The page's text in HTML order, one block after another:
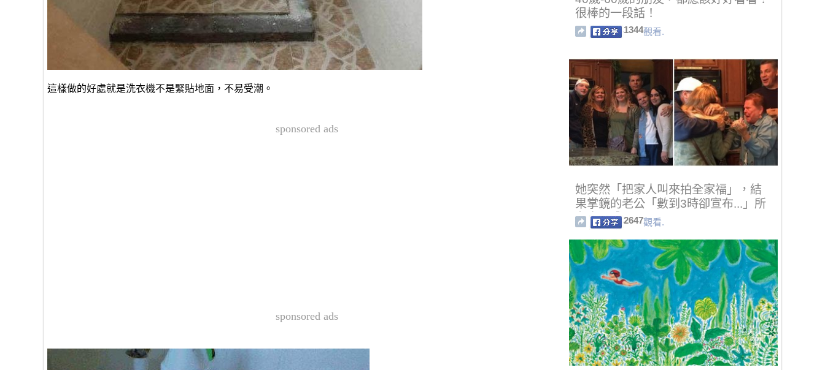
這樣做的好處就是洗衣機不是緊貼地面，不易受潮。
sponsored ads
sponsored ads
很棒的一段話！
1344觀看.
她突然「把家人叫來拍全家福」，結
果掌鏡的老公「數到3時卻宣布...」所
有人哭成一團！
2647觀看.